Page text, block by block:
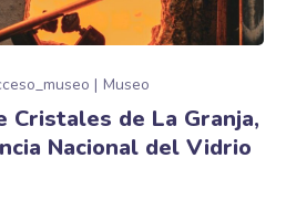
Museo
Cristales de La Granja,
Nacional del Vidrio